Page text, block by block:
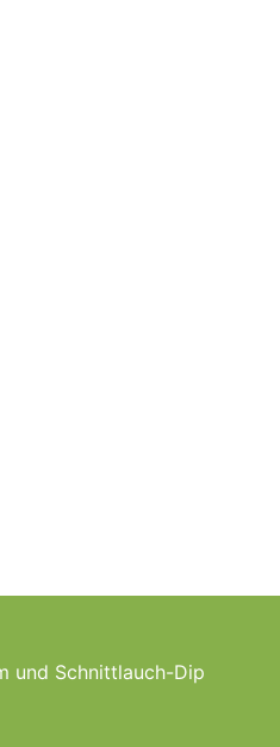
und Schnittlauch-Dip